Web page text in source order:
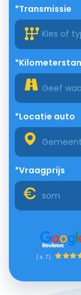
*Transmissie
Kies of
*Locatie auto
*Vraagprijs
(4.7)